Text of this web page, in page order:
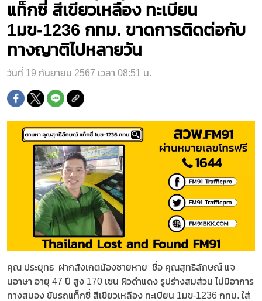
แท็กซี่ สีเขียวเหลือง ทะเบียน
1มข-1236 กทม. ขาดการติดต่อกับ
ทางญาติไปหลายวัน
วันที่ 19 กันยายน 2567 เวลา 08:51 น.
คุณ ประยุทธ ฝากสังเกตน้องชายหาย ชื่อ คุณสุทธิลักษณ์ แจ
นอาษา อายุ 47 ปี สูง 170 เซน ผิวดำแดง รูปร่างสมส่วน ไม่มีอาการ
ทางสมอง ขับรถแท็กซี่ สีเขียวเหลือง ทะเบียน 1มข-1236 กทม. ใส่